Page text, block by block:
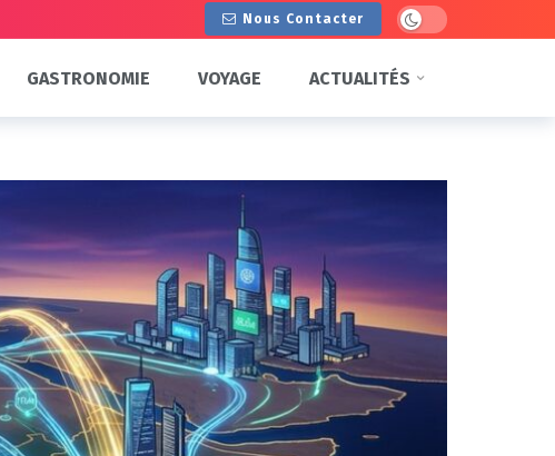
Nous Contacter Dark mode
GASTRONOMIE VOYAGE ACTUALITÉS